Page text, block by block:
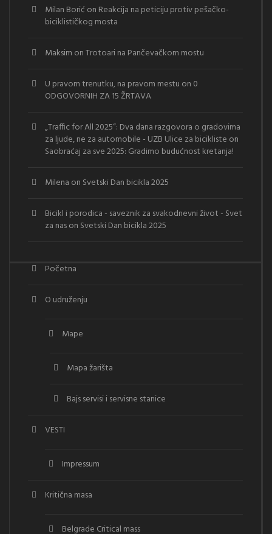
Milan Borić on Reakcija na peticiju protiv pešačko-
biciklističkog mosta
Maksim onTrotoari na Pančevačkom mostu
U pravom trenutku, na pravom mestu on 0
ODGOVORNIH ZA 15 ŽRTAVA
„Traffic for All 2025“: Dva dana razgovora o gradovima
za ljude, ne za automobile - UZB Ulice za bicikliste on
Saobraćaj za sve 2025: Gradimo budućnost kretanja!
Milena on Svetski Dan bicikla 2025
Bicikl i porodica - saveznik za svakodnevni život - Svet
za nason Svetski Dan bicikla 2025
Početna
O udruženju
Mape
Mapa žarišta
Bajs servisi i servisne stanice
VESTI
Impressum
Kritična masa
Belgrade Critical mass